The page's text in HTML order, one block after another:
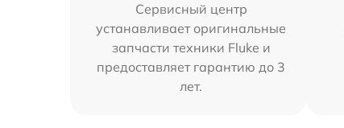
Сервисный центр
устанавливает оригинальные
запчасти техники Fluke и
предоставляет гарантию до 3
лет.